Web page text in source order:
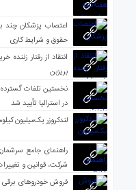
اعتصاب پزشکان چند
حقوق و شرایط کاری
انتقاد از رفتار زننده
بریزبن
نخستین تلفات گسترده
در استرالیا تأیید شد
لندکروزر یک‌میلیون
شرکت، قوانین و
فروش خودروهای برقی